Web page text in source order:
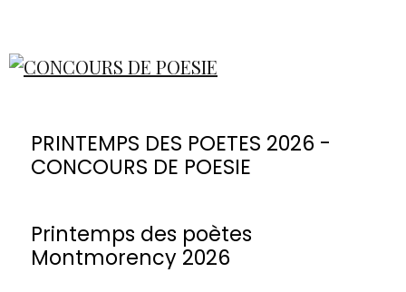
PRINTEMPS DES POETES 2026 -
CONCOURS DE POESIE
Printemps des poètes
Montmorency 2026